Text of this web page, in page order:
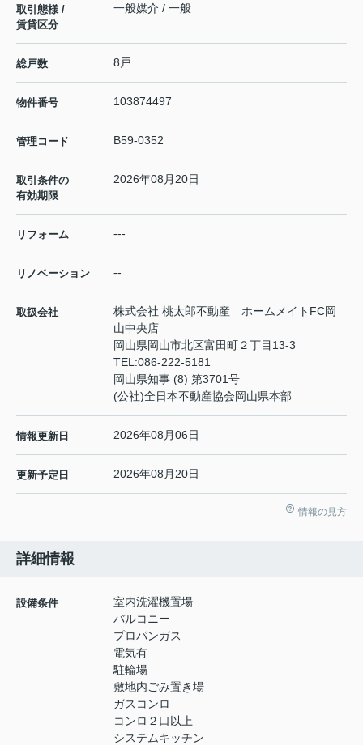
取引態様 /
賃貸区分
一般媒介 / 一般
総戸数 8戸
物件番号 103874497
管理コード B59-0352
取引条件の
有効期限
2026年08月20日
リフォーム ---
リノベーション --
取扱会社
株式会社 桃太郎不動産 ホームメイトFC岡
山中央店
岡山県岡山市北区富田町２丁目13-3
TEL:086-222-5181
岡山県知事 (8) 第3701号
(公社)全日本不動産協会岡山県本部
情報更新日 2026年08月06日
更新予定日 2026年08月20日
情報の見方
詳細情報
設備条件
室内洗濯機置場
バルコニー
プロパンガス
電気有
駐輪場
敷地内ごみ置き場
ガスコンロ
コンロ２口以上
システムキッチン